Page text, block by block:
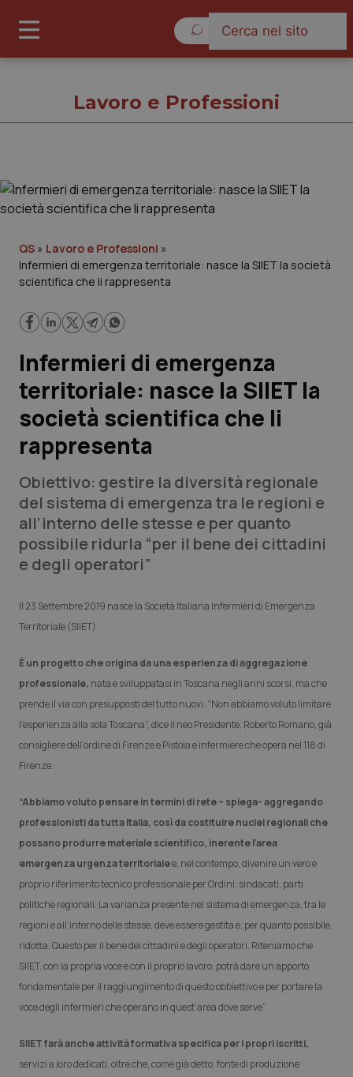
Governo e Parlamento
Regioni e Asl
Lavoro e Professioni
Scienza e Farmaci
Studi e Analisi
Lettere al direttore
Edizioni Regionali
QS Pro
Abruzzo
Basilicata
Calabria
Campania
Emilia-Romagna
Friuli Venezia Giulia
Lazio
Liguria
Lombardia
Marche
Molise
QS Pro Gold
Artrite & artrosi
Asma & BPCO
Car-T
Colesterolo & coronaropatie
Dermatite Atopica
Diabete & glucometri
Disturbi dell’umore
Dolore
Donna & Salute
Epatiti
QS Club Newsletter
Lavoro e Professioni
QS » Lavoro e Professioni »
Infermieri di emergenza territoriale: nasce la SIIET la società
scientifica che li rappresenta
Infermieri di emergenza
territoriale: nasce la SIIET la
società scientifica che li
rappresenta
Obiettivo: gestire la diversità regionale
del sistema di emergenza tra le regioni e
all’interno delle stesse e per quanto
possibile ridurla “per il bene dei cittadini
e degli operatori”
Il 23 Settembre 2019 nasce la Società Italiana Infermieri di Emergenza
Territoriale (SIIET).
È un progetto che origina da una esperienza di aggregazione
professionale, nata e sviluppatasi in Toscana negli anni scorsi, ma che
prende il via con presupposti del tutto nuovi. “Non abbiamo voluto limitare
l’esperienza alla sola Toscana”, dice il neo Presidente, Roberto Romano, già
consigliere dell’ordine di Firenze e Pistoia e infermiere che opera nel 118 di
Firenze.
“Abbiamo voluto pensare in termini di rete – spiega- aggregando
professionisti da tutta Italia, così da costituire nuclei regionali che
possano produrre materiale scientifico, inerente l’area
emergenza urgenza territorialee, nel contempo, divenire un vero e
proprio riferimento tecnico professionale per Ordini, sindacati, parti
politiche regionali. La varianza presente nel sistema di emergenza, tra le
regioni e all’interno delle stesse, deve essere gestita e, per quanto possibile,
ridotta. Questo per il bene dei cittadini e degli operatori. Riteniamo che
SIIET, con la propria voce e con il proprio lavoro, potrà dare un apporto
fondamentale per il raggiungimento di questo obbiettivo e per portare la
voce degli infermieri che operano in quest’area dove serve”.
SIIET farà anche attività formativa specifica per i propri iscritti,
servizi a loro dedicati, oltre che, come già detto, fonte di produzione